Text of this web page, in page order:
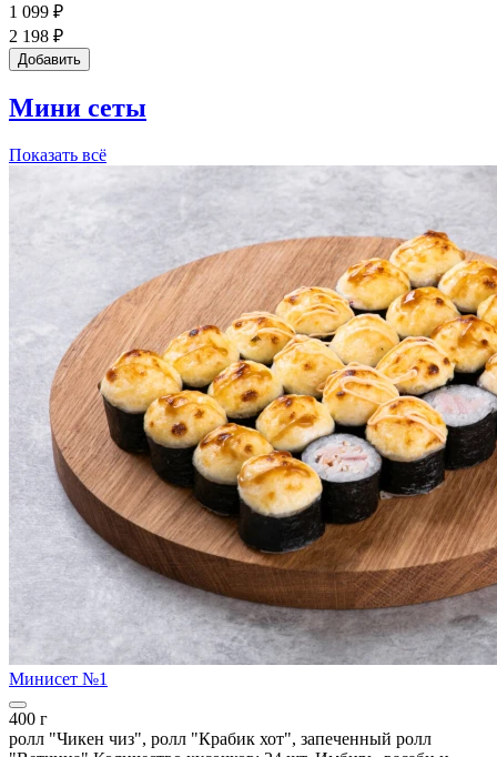
1 099 ₽
2 198 ₽
Добавить
Мини сеты
Показать всё
Минисет №1
400 г
ролл "Чикен чиз", ролл "Крабик хот", запеченный ролл